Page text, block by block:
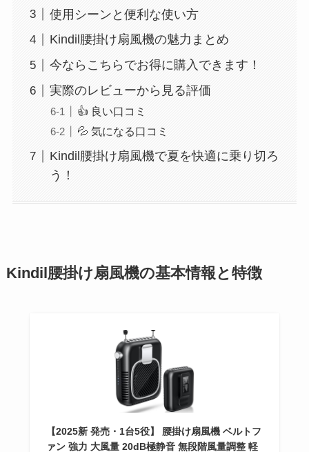
使用シーンと便利な使い方
Kindil腰掛け扇風機の魅力まとめ
今ならこちらでお得に購入できます！
実際のレビューから見る評価
👍 良い口コミ
💦 気になる口コミ
Kindil腰掛け扇風機で夏を快適に乗り切ろ
う！
Kindil腰掛け扇風機の基本情報と特徴
【2025新 発売・1台5役】 腰掛け扇風機 ベルトフ
ァン 強力 大風量 20dB極静音 無段階風量調整 軽